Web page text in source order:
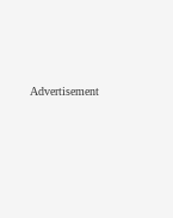
Advertisement